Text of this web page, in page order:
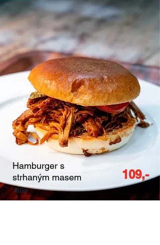
Hamburger s
strhaným masem
109,-
150g